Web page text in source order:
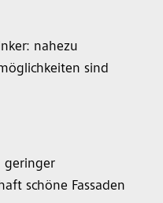
nahezu
sind
geringer
schöne Fassaden